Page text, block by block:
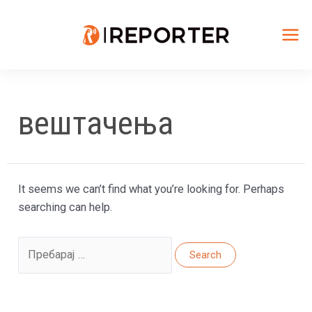
вештачења
It seems we can’t find what you’re looking for. Perhaps
searching can help.